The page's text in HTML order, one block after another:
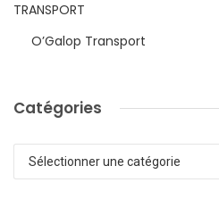
TRANSPORT
O’Galop Transport
Catégories
Catégories